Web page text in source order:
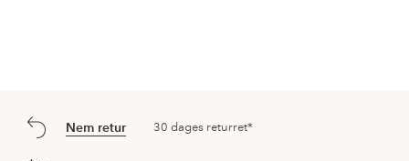
Nem retur 30 dages returret*